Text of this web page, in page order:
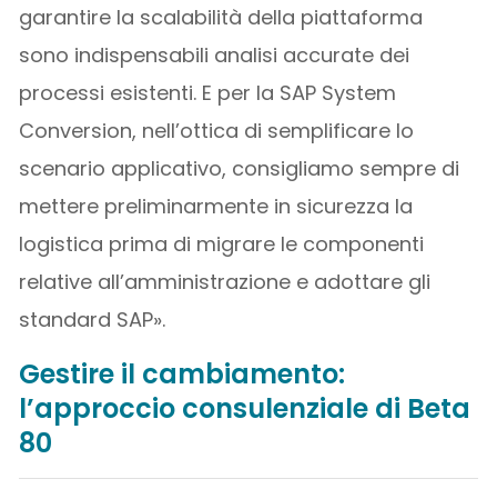
garantire la scalabilità della piattaforma
sono indispensabili analisi accurate dei
processi esistenti. E per la SAP System
Conversion, nell’ottica di semplificare lo
scenario applicativo, consigliamo sempre di
mettere preliminarmente in sicurezza la
logistica prima di migrare le componenti
relative all’amministrazione e adottare gli
standard SAP».
Gestire il cambiamento:
l’approccio consulenziale di Beta
80